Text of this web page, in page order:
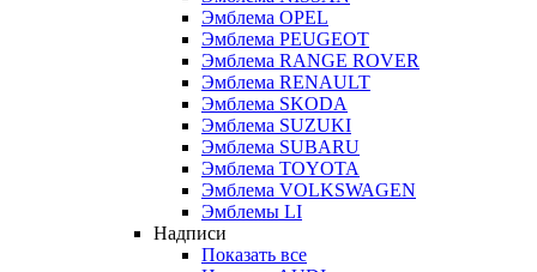
Эмблема OPEL
Эмблема PEUGEOT
Эмблема RANGE ROVER
Эмблема RENAULT
Эмблема SKODA
Эмблема SUZUKI
Эмблема SUBARU
Эмблема TOYOTA
Эмблема VOLKSWAGEN
Эмблемы LI
Надписи
Показать все